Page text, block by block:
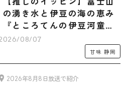
の湧き水と伊豆の海の恵み
『ところてんの伊豆河童』
の「ところてん・フルーツ
あんみつ 旅サラダマルシェ
オリジナル木製てん突きセ
ット」全15食入り
08/07
甘味 静岡
2026年8月8日放送で紹介